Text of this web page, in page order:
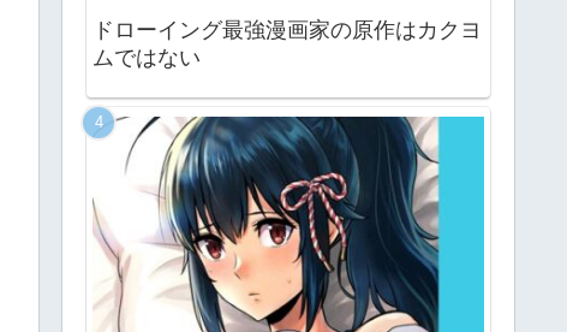
ドローイング最強漫画家の原作はカクヨ
ムではない